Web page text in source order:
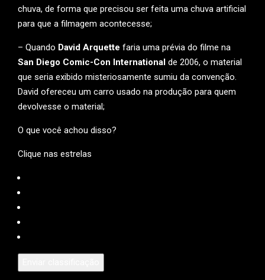
chuva, de forma que precisou ser feita uma chuva artificial
para que a filmagem acontecesse;
– Quando David Arquette faria uma prévia do filme na
San Diego Comic-Con International de 2006, o material
que seria exibido misteriosamente sumiu da convenção.
David ofereceu um carro usado na produção para quem
devolvesse o material;
O que você achou disso?
Clique nas estrelas